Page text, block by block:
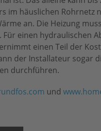
im häuslichen
an. Die Heizung
Für einen hydraulischen
einen Teil der
der Installateur sogar
durchführen.
und